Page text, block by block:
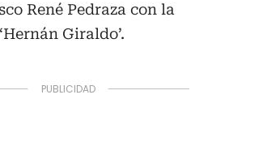
René Pedraza con la
Giraldo’.